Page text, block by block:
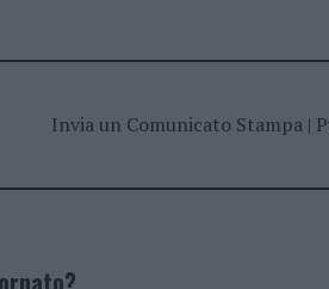
Invia un Comunicato Stampa|